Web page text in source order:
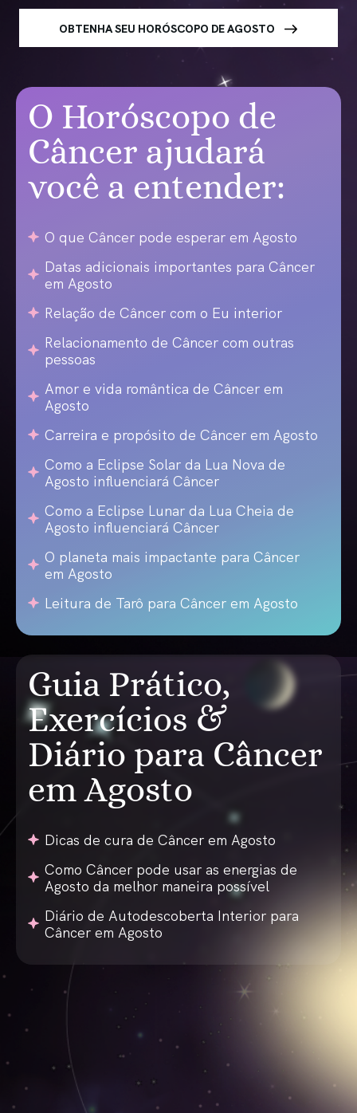
OBTENHA SEU HORÓSCOPO DE AGOSTO
O Horóscopo de
Câncer ajudará
você a entender:
O que Câncer pode esperar em Agosto
Datas adicionais importantes para Câncer
em Agosto
Relação de Câncer com o Eu interior
Relacionamento de Câncer com outras
pessoas
Amor e vida romântica de Câncer em
Agosto
Carreira e propósito de Câncer em Agosto
Como a Eclipse Solar da Lua Nova de
Agosto influenciará Câncer
Como a Eclipse Lunar da Lua Cheia de
Agosto influenciará Câncer
O planeta mais impactante para Câncer
em Agosto
Leitura de Tarô para Câncer em Agosto
Guia Prático,
Exercícios &
Diário para Câncer
em Agosto
Dicas de cura de Câncer em Agosto
Como Câncer pode usar as energias de
Agosto da melhor maneira possível
Diário de Autodescoberta Interior para
Câncer em Agosto